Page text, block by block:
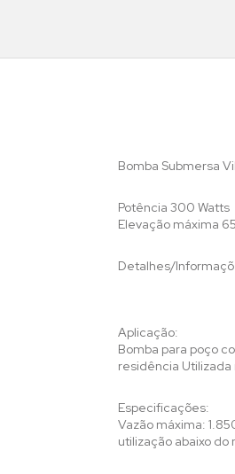
Bomba Submersa
Potência 300 Watts
Elevação máxima
Detalhes/
Aplicação:
Bomba para poço
residência
Especificações:
Vazão máxima:
utilização abaixo